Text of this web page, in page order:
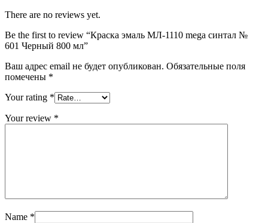
There are no reviews yet.
Be the first to review “Краска эмаль МЛ-1110 mega синтал №
601 Черный 800 мл”
Ваш адрес email не будет опубликован. Обязательные поля
помечены *
Your rating *
Your review *
Name *